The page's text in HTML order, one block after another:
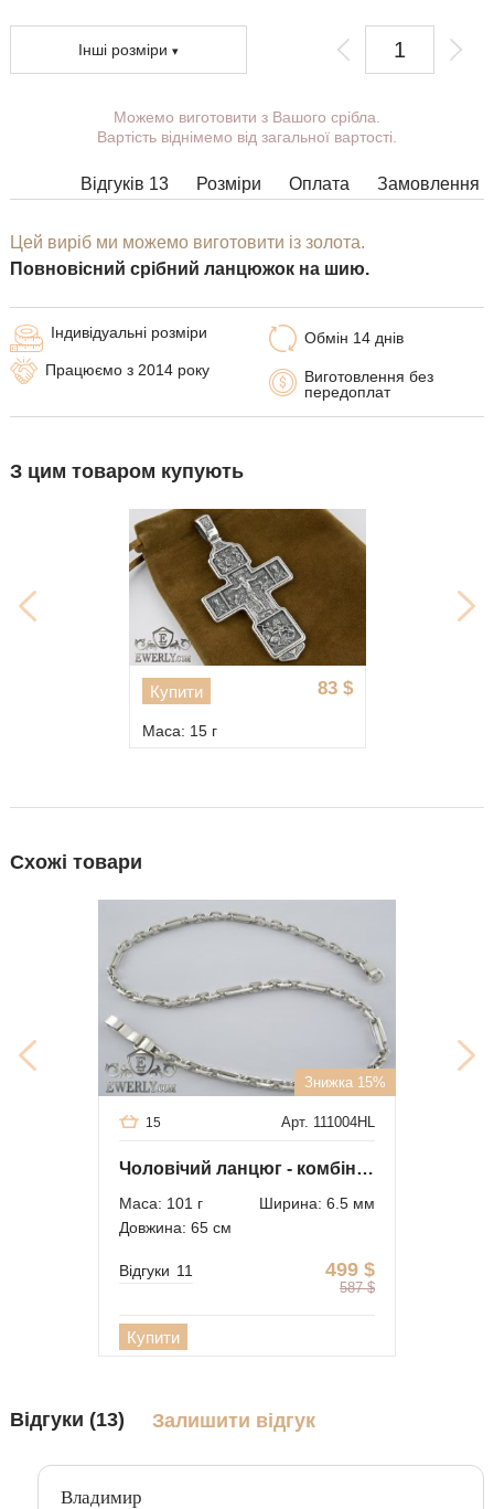
Інші розміри
Ви можете вибрати покриття,
масу, довжину, ширину, замок.
ширини, довжини і маси не можна
зв'яжуться з Вами.
Можемо виготовити з Вашого срібла.
Вартість віднімемо від загальної вартості.
Відгуків 13 Замовлення
Оплата
Розміри
Цей виріб ми можемо виготовити із золота.
Повновісний срібний ланцюжок на шию.
Обмін 14 днів
Виготовлення без
передоплат
Індивідуальні розміри
Працюємо з 2014 року
З цим товаром купують
83 $
Купити
Маса: 15 г
Схожі товари
Знижка 15%
Арт. 111004HL
15
Чоловічий ланцюг - комбінований якір
Маса: 101 г
Ширина: 6.5 мм
Довжина: 65 см
499 $
587 $
Відгуки 11
Купити
Відгуки (13) Залишити відгук
Владимир